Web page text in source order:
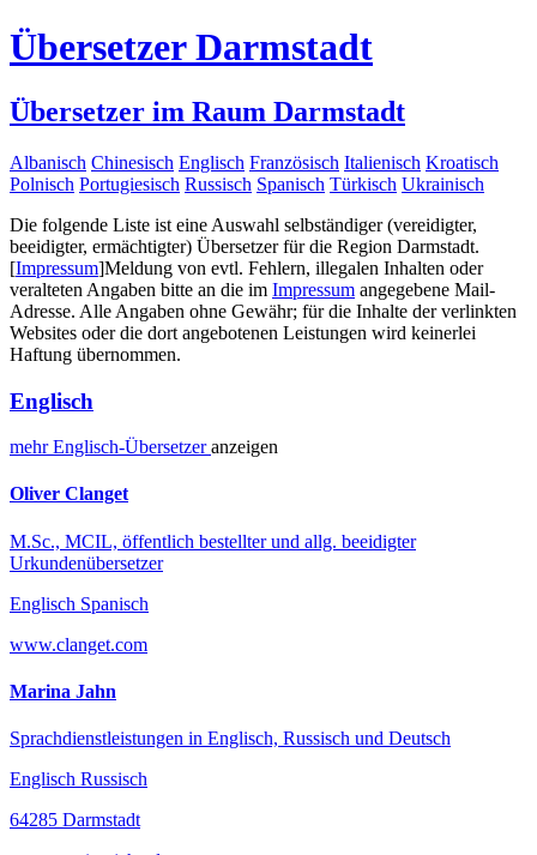
Übersetzer Darmstadt
Übersetzer im Raum Darmstadt
Albanisch Chinesisch Englisch Französisch Italienisch Kroatisch
Polnisch Portugiesisch Russisch Spanisch Türkisch Ukrainisch
Die folgende Liste ist eine Auswahl selbständiger (vereidigter,
beeidigter, ermächtigter) Übersetzer für die Region Darmstadt.
[Impressum]Meldung von evtl. Fehlern, illegalen Inhalten oder
veralteten Angaben bitte an die im Impressum angegebene Mail-
Adresse. Alle Angaben ohne Gewähr; für die Inhalte der verlinkten
Websites oder die dort angebotenen Leistungen wird keinerlei
Haftung übernommen.
Englisch
mehrEnglisch-Übersetzeranzeigen
Oliver Clanget
M.Sc., MCIL, öffentlich bestellter und allg. beeidigter
Urkundenübersetzer
Englisch Spanisch
www.clanget.com
Marina Jahn
Sprachdienstleistungen in Englisch, Russisch und Deutsch
Englisch Russisch
64285 Darmstadt